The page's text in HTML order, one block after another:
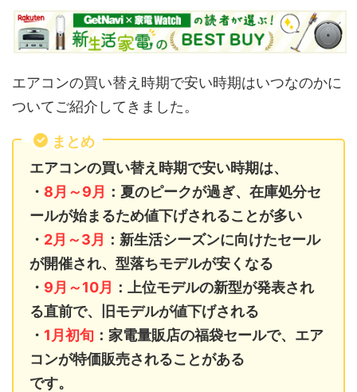
エアコンの買い替え時期で安い時期はいつなのかに
ついてご紹介してきました。
まとめ
エアコンの買い替え時期で安い時期は、
・ 8月～9月
：夏のピークが過ぎ、在庫処分セ
ールが始まるため値下げされることが多い
・ 2月～3月
：新生活シーズンに向けたセール
が開催され、型落ちモデルが安くなる
・ 9月～10月
：上位モデルの新型が発表され
る直前で、旧モデルが値下げされる
・ 1月初旬 ：家電量販店の福袋セールで、エア
コンが特価販売されることがある
です。